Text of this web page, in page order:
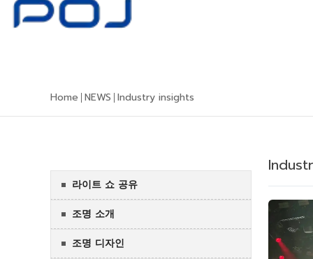
Home NEWS Industry insights
라이트 쇼 공유
조명 소개
조명 디자인